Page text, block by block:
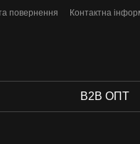
повернення Контактна
B2B ОПТ